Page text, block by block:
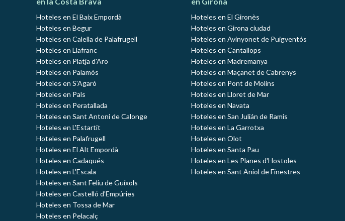
Hoteles en El Baix Empordà
Hoteles en Begur
Hoteles en Calella de Palafrugell
Hoteles en Llafranc
Hoteles en Platja d'Aro
Hoteles en Palamós
Hoteles en S'Agaró
Hoteles en Pals
Hoteles en Peratallada
Hoteles en Sant Antoni de Calonge
Hoteles en L'Estartit
Hoteles en Palafrugell
Hoteles en El Alt Empordà
Hoteles en Cadaqués
Hoteles en L'Escala
Hoteles en Sant Feliu de Guíxols
Hoteles en Castelló d'Empúries
Hoteles en Tossa de Mar
Hoteles en Pelacalç
Hoteles en El Gironès
Hoteles en Girona ciudad
Hoteles en Avinyonet de Puigventós
Hoteles en Cantallops
Hoteles en Madremanya
Hoteles en Maçanet de Cabrenys
Hoteles en Pont de Molins
Hoteles en Lloret de Mar
Hoteles en Navata
Hoteles en San Julián de Ramis
Hoteles en La Garrotxa
Hoteles en Olot
Hoteles en Santa Pau
Hoteles en Les Planes d'Hostoles
Hoteles en Sant Aniol de Finestres